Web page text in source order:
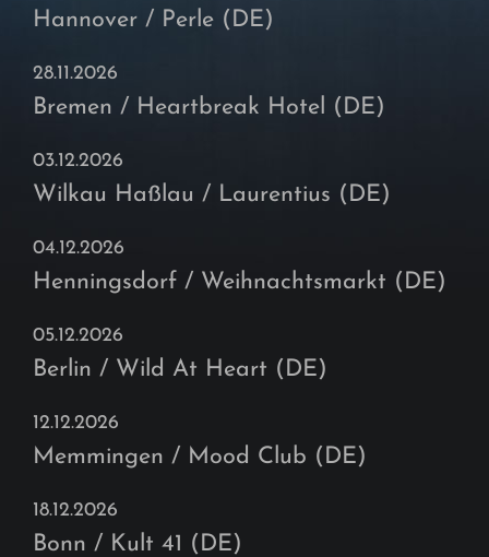
Hannover / Perle (DE)
28.11.2026
Bremen / Heartbreak Hotel (DE)
03.12.2026
Wilkau Haßlau / Laurentius (DE)
04.12.2026
Henningsdorf / Weihnachtsmarkt (DE)
05.12.2026
Berlin / Wild At Heart (DE)
12.12.2026
Memmingen / Mood Club (DE)
18.12.2026
Bonn / Kult 41 (DE)